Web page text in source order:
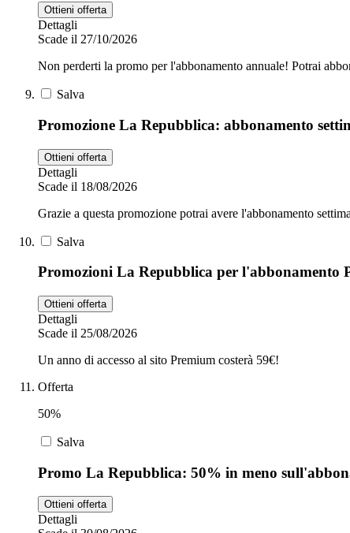
Ottieni offerta
Dettagli
Scade il 27/10/2026
Non perderti la promo per l'abbonamento annuale! Potrai
Salva
Promozione La Repubblica: abbonamento
Ottieni offerta
Dettagli
Scade il 18/08/2026
Grazie a questa promozione potrai avere l'abbonamento
Salva
Promozioni La Repubblica per l'abbonamento
Ottieni offerta
Dettagli
Scade il 25/08/2026
Un anno di accesso al sito Premium costerà 59€!
Offerta
50%
Salva
Promo La Repubblica: 50% in meno
Ottieni offerta
Dettagli